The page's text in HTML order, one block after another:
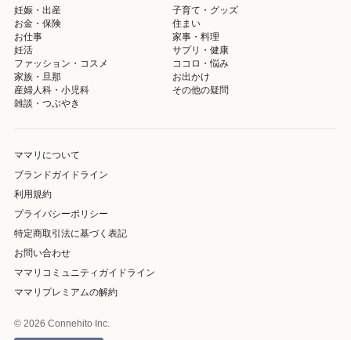
妊娠・出産
子育て・グッズ
お金・保険
住まい
お仕事
家事・料理
妊活
サプリ・健康
ファッション・コスメ
ココロ・悩み
家族・旦那
お出かけ
産婦人科・小児科
その他の疑問
雑談・つぶやき
ママリについて
ブランドガイドライン
利用規約
プライバシーポリシー
特定商取引法に基づく表記
お問い合わせ
ママリコミュニティガイドライン
ママリプレミアムの解約
© 2026 Connehito Inc.